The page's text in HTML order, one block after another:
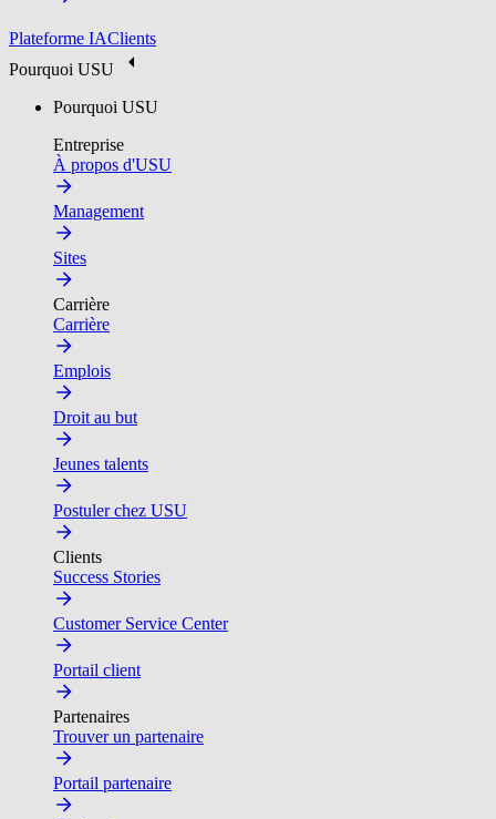
Plateforme IAClients
Pourquoi USU
Pourquoi USU
Entreprise
À propos d'USU
Management
Sites
Carrière
Carrière
Emplois
Droit au but
Jeunes talents
Postuler chez USU
Clients
Success Stories
Customer Service Center
Portail client
Partenaires
Trouver un partenaire
Portail partenaire